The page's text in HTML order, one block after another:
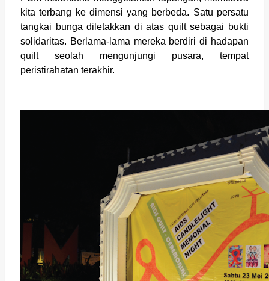
kita terbang ke dimensi yang berbeda. Satu persatu
tangkai bunga diletakkan di atas quilt sebagai bukti
solidaritas. Berlama-lama mereka berdiri di hadapan
quilt seolah mengunjungi pusara, tempat
peristirahatan terakhir.